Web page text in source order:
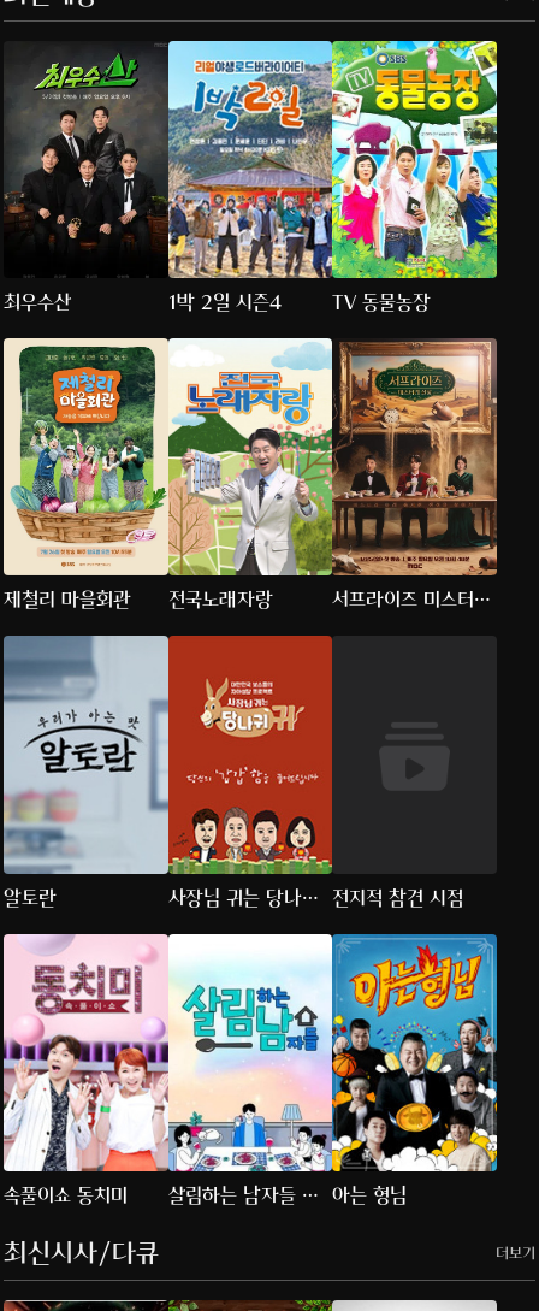
최우수산 1박 2일 시즌4 TV 동물농장
제철리 마을회관 전국노래자랑
서프라이즈 미스터리
살롱
알토란
사장님 귀는 당나귀
귀
전지적 참견 시점
속풀이쇼 동치미
살림하는 남자들 시 아는 형님
최신시사/다큐 더보기